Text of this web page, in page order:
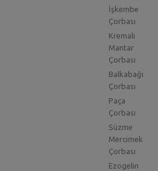
İşkembe
Çorbası
Kremalı
Mantar
Çorbası
Balkabağı
Çorbası
Paça
Çorbası
Süzme
Mercimek
Çorbası
Ezogelin